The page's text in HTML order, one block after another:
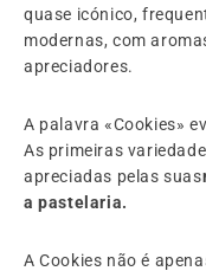
quase icónico,
modernas, com
apreciadores.
A palavra «Cookies»
As primeiras
apreciadas pelas suas
a pastelaria.
A Cookies não é